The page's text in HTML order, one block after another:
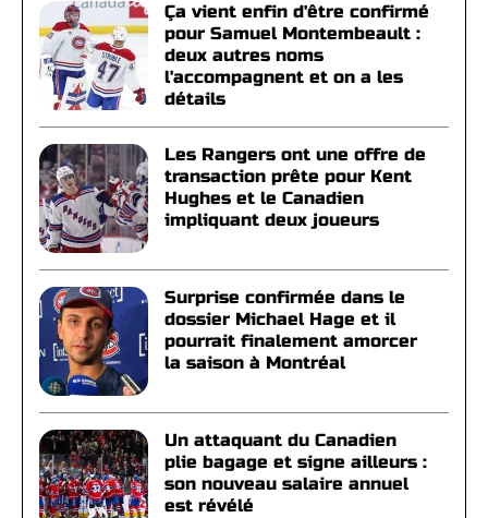
Ça vient enfin d'être confirmé
pour Samuel Montembeault :
deux autres noms
l'accompagnent et on a les
détails
Les Rangers ont une offre de
transaction prête pour Kent
Hughes et le Canadien
impliquant deux joueurs
Surprise confirmée dans le
dossier Michael Hage et il
pourrait finalement amorcer
la saison à Montréal
Un attaquant du Canadien
plie bagage et signe ailleurs :
son nouveau salaire annuel
est révélé